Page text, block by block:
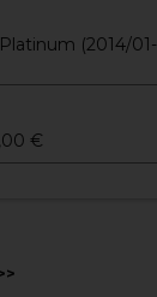
(2014/01-
€